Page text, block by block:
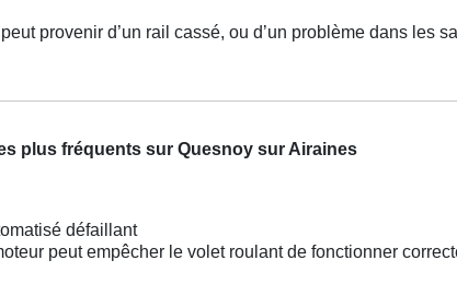
provenir d’un rail cassé, ou d’un problème dans les
plus fréquents sur Quesnoy sur Airaines
défaillant
peut empêcher le volet roulant de fonctionner